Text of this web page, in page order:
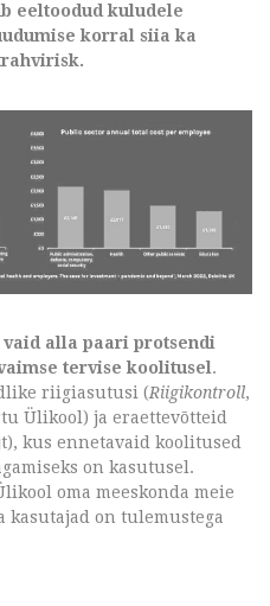
eeltoodud kuludele
korral siia ka
vaid alla paari protsendi
tervise koolitusel.
riigiasutusi (Riigikontroll,
Ülikool) ja eraettevõtteid
kus ennetavaid koolitused
on kasutusel.
oma meeskonda meie
on tulemustega